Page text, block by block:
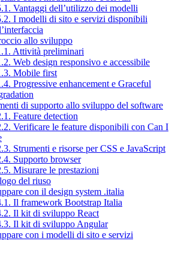
Vantaggi dell’utilizzo dei modelli
I modelli di sito e servizi disponibili
allo sviluppo
Attività preliminari
Web design responsivo e accessibile
Mobile first
Progressive enhancement e Graceful
di supporto allo sviluppo del software
Feature detection
Verificare le feature disponibili con Can I
Strumenti e risorse per CSS e JavaScript
Supporto browser
Misurare le prestazioni
del riuso
con il design system .italia
Il framework Bootstrap Italia
Il kit di sviluppo React
Il kit di sviluppo Angular
con i modelli di sito e servizi